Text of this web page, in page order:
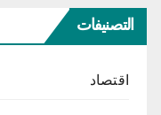
التصنيفات
اقتصاد